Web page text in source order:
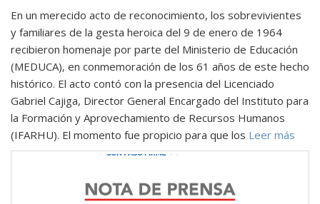
En un merecido acto de reconocimiento, los sobrevivientes
y familiares de la gesta heroica del 9 de enero de 1964
recibieron homenaje por parte del Ministerio de Educación
(MEDUCA), en conmemoración de los 61 años de este hecho
histórico. El acto contó con la presencia del Licenciado
Gabriel Cajiga, Director General Encargado del Instituto para
la Formación y Aprovechamiento de Recursos Humanos
(IFARHU). El momento fue propicio para que los Leer más